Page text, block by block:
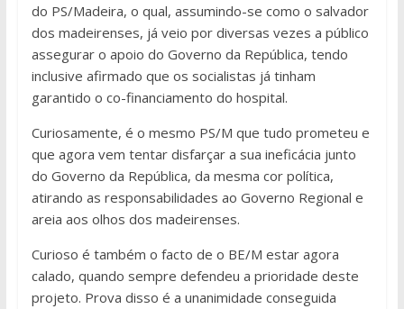
do PS/Madeira, o qual, assumindo-se como o salvador
dos madeirenses, já veio por diversas vezes a público
assegurar o apoio do Governo da República, tendo
inclusive afirmado que os socialistas já tinham
garantido o co-financiamento do hospital.
Curiosamente, é o mesmo PS/M que tudo prometeu e
que agora vem tentar disfarçar a sua ineficácia junto
do Governo da República, da mesma cor política,
atirando as responsabilidades ao Governo Regional e
areia aos olhos dos madeirenses.
Curioso é também o facto de o BE/M estar agora
calado, quando sempre defendeu a prioridade deste
projeto. Prova disso é a unanimidade conseguida